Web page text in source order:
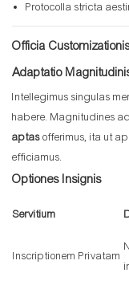
Protocolla stricta
Officia
Adaptatio
Intellegimus singulas
habere. Magnitudines
aptasofferimus, ita ut
efficiamus.
Optiones Insignis
Servitium
Inscriptionem Privatam